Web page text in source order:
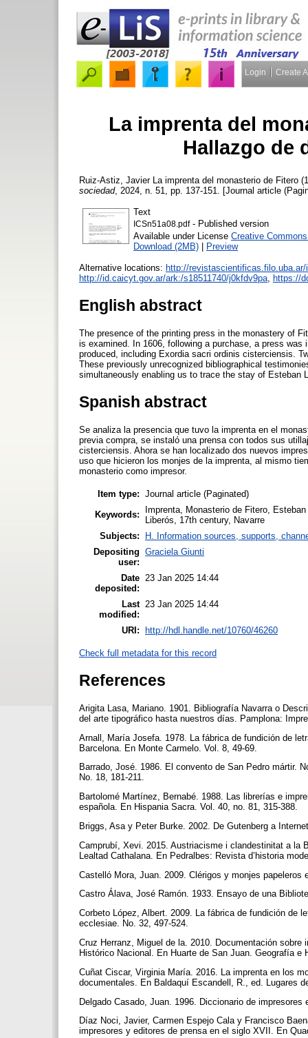
Login Create
La imprenta del
Hallazgo de
Ruiz-Astiz, JavierLa imprenta del monasterio de Fitero
sociedad, 2024, n. 51, pp. 137-151. [Journal article
Text
ICSn51a08.pdf- Published version
Available under License Creative
Download (2MB) | Preview
Alternative locations: http://
http://id.caicyt.gov.ar/ark:/s18511740/j0kfdv9pa https://
English abstract
The presence of the printing press in the monastery of
is examined. In 1606, following a purchase, a press
produced, including Exordia sacri ordinis cisterciensis.
These previously unrecognized bibliographical
simultaneously enabling us to trace the stay of Esteban
Spanish abstract
Se analiza la presencia que tuvo la imprenta en el
previa compra, se instaló una prensa con todos sus
cisterciensis. Ahora se han localizado dos nuevos
uso que hicieron los monjes de la imprenta, al mismo
monasterio como impresor.
Item type: Journal article (Paginated)
Keywords:
Imprenta, Monasterio de Fitero,
Liberós, 17th century, Navarre
Subjects:
H. Information sources, supports,
Depositing
user:
Graciela Giunti
Date
deposited:
23 Jan 2025 14:44
Last
modified:
23 Jan 2025 14:44
URI: http://hdl.handle.net/10760/46260
Check full metadata for this record
References
Arigita Lasa, Mariano. 1901. Bibliografía Navarra o
del arte tipográfico hasta nuestros días. Pamplona:
Arnall, María Josefa. 1978. La fábrica de fundición de
Barcelona. En Monte Carmelo. Vol. 8, 49-69.
Barrado, José. 1986. El convento de San Pedro mártir.
No. 18, 181-211.
Bartolomé Martínez, Bernabé. 1988. Las librerías e
española. En Hispania Sacra. Vol. 40, no. 81, 315-388.
Briggs, Asa y Peter Burke. 2002. De Gutenberg a
Camprubí, Xevi. 2015. Austriacisme i clandestinitat a la
Lealtad Cathalana. En Pedralbes: Revista d’historia
Castelló Mora, Juan. 2009. Clérigos y monjes
Castro Álava, José Ramón. 1933. Ensayo de una
Corbeto López, Albert. 2009. La fábrica de fundición de
ecclesiae. No. 32, 497-524.
Cruz Herranz, Miguel de la. 2010. Documentación
Histórico Nacional. En Huarte de San Juan. Geografía e
Cuñat Ciscar, Virginia María. 2016. La imprenta en los
documentales. En Baldaquí Escandell, R., ed. Lugares
Delgado Casado, Juan. 1996. Diccionario de
Díaz Noci, Javier, Carmen Espejo Cala y Francisco
impresores y editores de prensa en el siglo XVII. En